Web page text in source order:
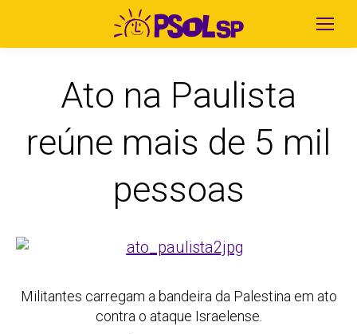
Ato na Paulista
reúne mais de 5 mil
pessoas
Militantes carregam a bandeira da Palestina em ato
contra o ataque Israelense.